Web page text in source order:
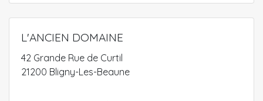
L'ANCIEN DOMAINE
42 Grande Rue de Curtil
21200 Bligny-Les-Beaune